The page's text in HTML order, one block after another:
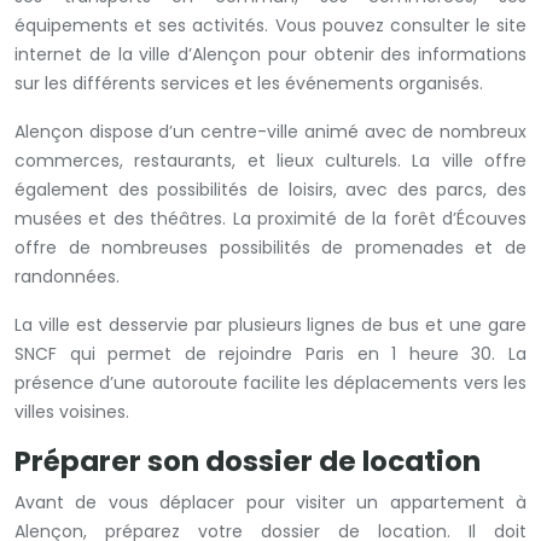
équipements et ses activités. Vous pouvez consulter le site
internet de la ville d’Alençon pour obtenir des informations
sur les différents services et les événements organisés.
Alençon dispose d’un centre-ville animé avec de nombreux
commerces, restaurants, et lieux culturels. La ville offre
également des possibilités de loisirs, avec des parcs, des
musées et des théâtres. La proximité de la forêt d’Écouves
offre de nombreuses possibilités de promenades et de
randonnées.
La ville est desservie par plusieurs lignes de bus et une gare
SNCF qui permet de rejoindre Paris en 1 heure 30. La
présence d’une autoroute facilite les déplacements vers les
villes voisines.
Préparer son dossier de location
Avant de vous déplacer pour visiter un appartement à
Alençon, préparez votre dossier de location. Il doit